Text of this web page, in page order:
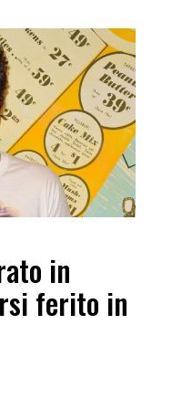
in
ferito in